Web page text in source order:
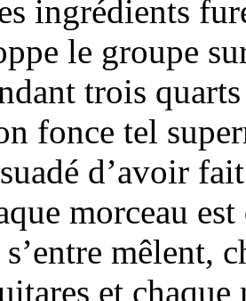
ingrédients
le groupe
trois
fonce tel
d’avoir
morceau
mêlent,
et